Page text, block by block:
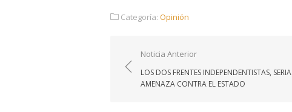
Categoría: Opinión
Navegación
de
entradas
Noticia Anterior
LOS DOS FRENTES INDEPENDENTISTAS, SERIA
AMENAZA CONTRA EL ESTADO